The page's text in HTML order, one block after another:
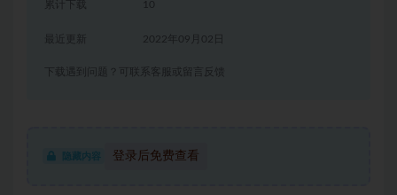
累计下载 10
2022年09月02日
下载遇到问题？可联系客服或留言反馈
隐藏内容 登录后免费查看